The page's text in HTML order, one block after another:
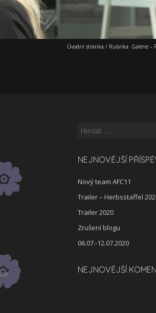
Úvodní stránka / Rubrika: Galerie –
Vyhledávání
NEJNOVĚJŠÍ
Nový team AFC11
Trailer – Herbsstaffel
Trailer 2020
Zrušení blogu
06.07.-12.07.2020
NEJNOVĚJŠÍ